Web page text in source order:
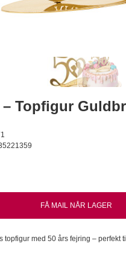
Læg i kurv
– Topfigur
FÅ MAIL NÅR LAGER
topfigur med 50 års fejring – perfekt